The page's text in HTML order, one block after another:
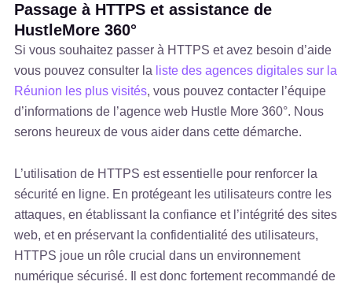
Passage à HTTPS et assistance de
HustleMore 360°
Si vous souhaitez passer à HTTPS et avez besoin d’aide
vous pouvez consulter la liste des agences digitales sur la
Réunion les plus visités, vous pouvez contacter l’équipe
d’informations de l’agence web Hustle More 360°. Nous
serons heureux de vous aider dans cette démarche.
L’utilisation de HTTPS est essentielle pour renforcer la
sécurité en ligne. En protégeant les utilisateurs contre les
attaques, en établissant la confiance et l’intégrité des sites
web, et en préservant la confidentialité des utilisateurs,
HTTPS joue un rôle crucial dans un environnement
numérique sécurisé. Il est donc fortement recommandé de